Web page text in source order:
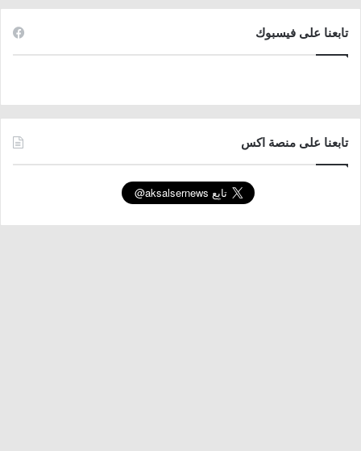
تابعنا على فيسبوك
تابعنا على منصة اكس